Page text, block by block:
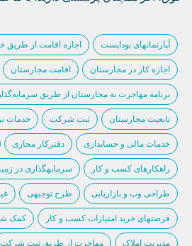
آپارتمانهای بوداپست اجازه اقامت از طریق
اجازه کار در مجارستان اقامت مجارستان
برنامه مهاجرت به مجارستان از طریق
تابعیت مجارستان ثبت شرکت خدمات
خدمات مالی و حسابداری دفترکار مجازی
راهکارهای کسب و کار سرمایهگذاری در
طراحی وب و بازاریابی طرح توجیهی
فرصتهای خرید امتیازات کسب و کار کمک
مدیریت املاک مهاجرت از طریق ثبت شرکت